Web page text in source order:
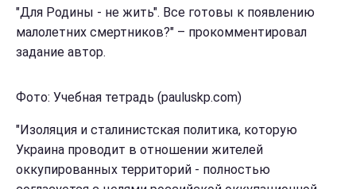
"Для Родины - не жить". Все готовы к появлению
малолетних смертников?" – прокомментировал
задание автор.
Фото: Учебная тетрадь (pauluskp.com)
"Изоляция и сталинистская политика, которую
Украина проводит в отношении жителей
оккупированных территорий - полностью